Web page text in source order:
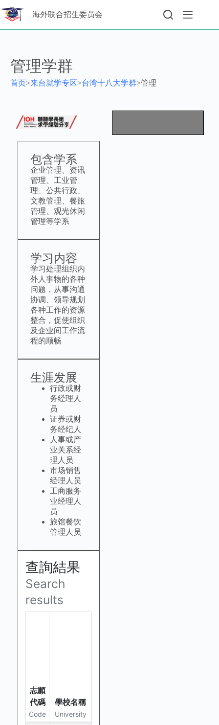
海外联合招生委员会
管理学群
首页>来台就学专区>台湾十八大学群>管理
包含学系
企业管理、资讯
管理、工业管
理、公共行政、
文教管理、餐旅
管理、观光休闲
管理等学系
学习内容
学习处理组织内
外人事物的各种
问题，从事沟通
协调、领导规划
各种工作的资源
整合，促使组织
及企业间工作流
程的顺畅
生涯发展
行政或财
务经理人
员
证券或财
务经纪人
人事或产
业关系经
理人员
市场销售
经理人员
工商服务
业经理人
员
旅馆餐饮
管理人员